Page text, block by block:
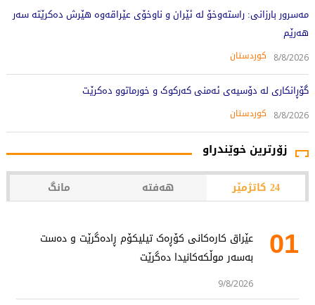
مەسرور بارزانی: راستەوخۆ لە ئێران و ناوخۆی عێراقەوە هێرش دەکرێتە سەر
هەرێم
8/8/2026 کوردستان
گۆڕانکاری لە دۆسیەی ئەمنی کەرکوک و خورماتوو دەکرێت
8/8/2026 کوردستان
زۆرترین خوێندراو
24 کاتژمێر هەفتە مانگ
01
عێراق کارەکانی کۆڕەک تیلیکۆم ڕادەگرێت و دەست
بەسەر موڵکەکانیدا دەگرێت
9/8/2026